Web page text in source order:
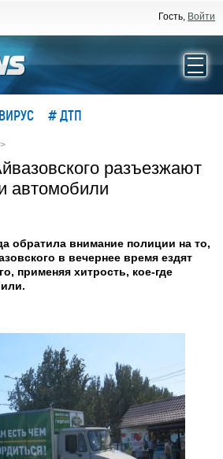
Гость, Войти
# ДТП
>
разъезжают
автомобили
обратила внимание полиции на то,
в вечернее время ездят
применяя хитрость, кое-где